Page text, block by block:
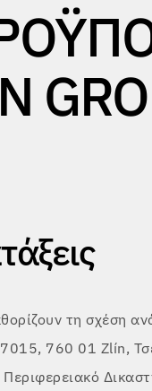
τη σχέση
760 01 Zlín,